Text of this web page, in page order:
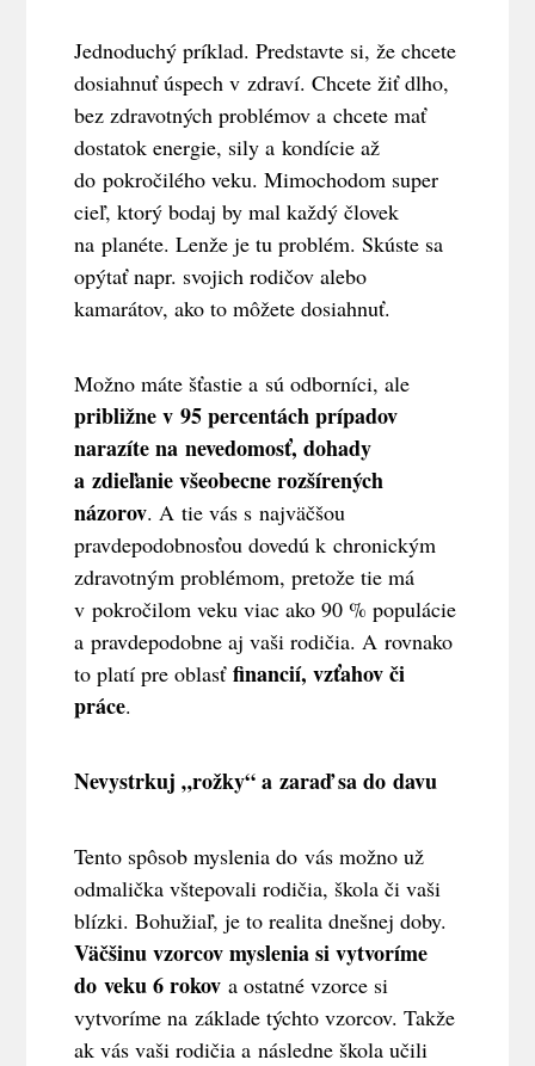
Jednoduchý príklad. Predstavte si, že chcete
dosiahnuť úspech v zdraví. Chcete žiť dlho,
bez zdravotných problémov a chcete mať
dostatok energie, sily a kondície až
do pokročilého veku. Mimochodom super
cieľ, ktorý bodaj by mal každý človek
na planéte. Lenže je tu problém. Skúste sa
opýtať napr. svojich rodičov alebo
kamarátov, ako to môžete dosiahnuť.
Možno máte šťastie a sú odborníci, ale
približne v 95 percentách prípadov
narazíte na nevedomosť, dohady
a zdieľanie všeobecne rozšírených
názorov. A tie vás s najväčšou
pravdepodobnosťou dovedú k chronickým
zdravotným problémom, pretože tie má
v pokročilom veku viac ako 90 % populácie
a pravdepodobne aj vaši rodičia. A rovnako
to platí pre oblasťfinancií, vzťahov či
práce.
Nevystrkuj „rožky“ a zaraď sa do davu
Tento spôsob myslenia do vás možno už
odmalička vštepovali rodičia, škola či vaši
blízki. Bohužiaľ, je to realita dnešnej doby.
Väčšinu vzorcov myslenia si vytvoríme
do veku 6 rokov a ostatné vzorce si
vytvoríme na základe týchto vzorcov. Takže
ak vás vaši rodičia a následne škola učili